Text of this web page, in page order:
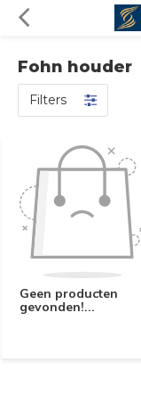
Fohn houder
Filters
Geen producten
gevonden!...